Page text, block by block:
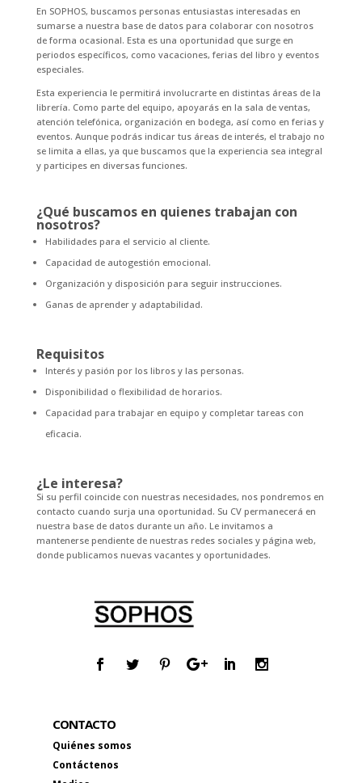
En SOPHOS, buscamos personas entusiastas interesadas en
sumarse a nuestra base de datos para colaborar con nosotros
de forma ocasional. Esta es una oportunidad que surge en
periodos específicos, como vacaciones, ferias del libro y eventos
especiales.
Esta experiencia le permitirá involucrarte en distintas áreas de la
librería. Como parte del equipo, apoyarás en la sala de ventas,
atención telefónica, organización en bodega, así como en ferias y
eventos. Aunque podrás indicar tus áreas de interés, el trabajo no
se limita a ellas, ya que buscamos que la experiencia sea integral
y participes en diversas funciones.
¿Qué buscamos en quienes trabajan con
nosotros?
Habilidades para el servicio al cliente.
Capacidad de autogestión emocional.
Organización y disposición para seguir instrucciones.
Ganas de aprender y adaptabilidad.
Requisitos
Interés y pasión por los libros y las personas.
Disponibilidad o flexibilidad de horarios.
Capacidad para trabajar en equipo y completar tareas con
eficacia.
¿Le interesa?
Si su perfil coincide con nuestras necesidades, nos pondremos en
contacto cuando surja una oportunidad. Su CV permanecerá en
nuestra base de datos durante un año. Le invitamos a
mantenerse pendiente de nuestras redes sociales y página web,
donde publicamos nuevas vacantes y oportunidades.
CONTACTO
Quiénes somos
Contáctenos